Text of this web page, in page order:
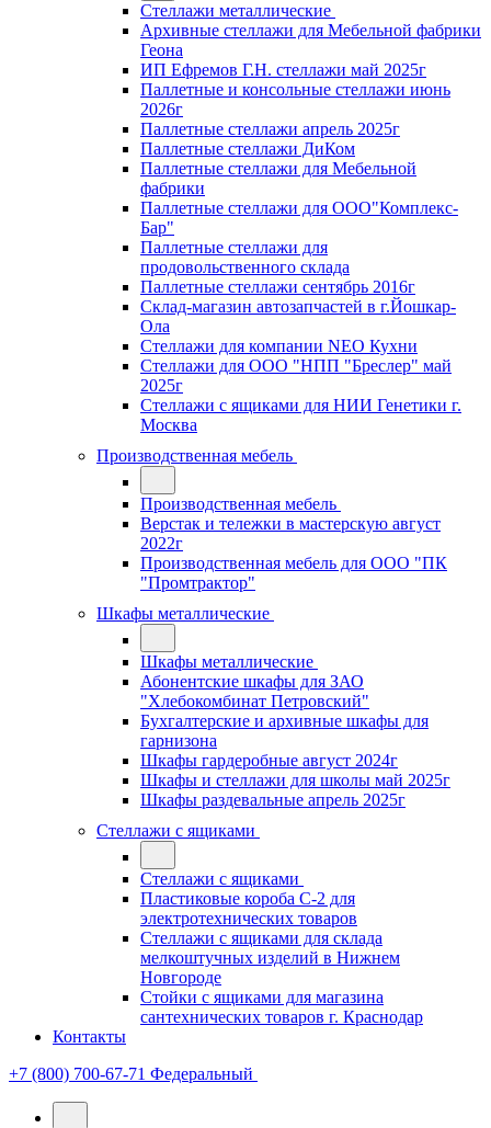
Стеллажи металлические
Архивные стеллажи для Мебельной фабрики
Геона
ИП Ефремов Г.Н. стеллажи май 2025г
Паллетные и консольные стеллажи июнь
2026г
Паллетные стеллажи апрель 2025г
Паллетные стеллажи ДиКом
Паллетные стеллажи для Мебельной
фабрики
Паллетные стеллажи для ООО"Комплекс-
Бар"
Паллетные стеллажи для
продовольственного склада
Паллетные стеллажи сентябрь 2016г
Склад-магазин автозапчастей в г.Йошкар-
Ола
Стеллажи для компании NEO Кухни
Стеллажи для ООО "НПП "Бреслер" май
2025г
Стеллажи с ящиками для НИИ Генетики г.
Москва
Производственная мебель
Производственная мебель
Верстак и тележки в мастерскую август
2022г
Производственная мебель для ООО "ПК
"Промтрактор"
Шкафы металлические
Шкафы металлические
Абонентские шкафы для ЗАО
"Хлебокомбинат Петровский"
Бухгалтерские и архивные шкафы для
гарнизона
Шкафы гардеробные август 2024г
Шкафы и стеллажи для школы май 2025г
Шкафы раздевальные апрель 2025г
Стеллажи с ящиками
Стеллажи с ящиками
Пластиковые короба С-2 для
электротехнических товаров
Стеллажи с ящиками для склада
мелкоштучных изделий в Нижнем
Новгороде
Стойки с ящиками для магазина
сантехнических товаров г. Краснодар
Контакты
+7 (800) 700-67-71 Федеральный